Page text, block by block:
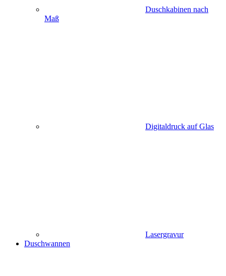
Duschkabinen nach
Maß
Digitaldruck auf Glas
Lasergravur
Duschwannen